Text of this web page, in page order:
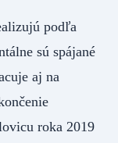
podľa
sú spájané
aj na
roka 2019